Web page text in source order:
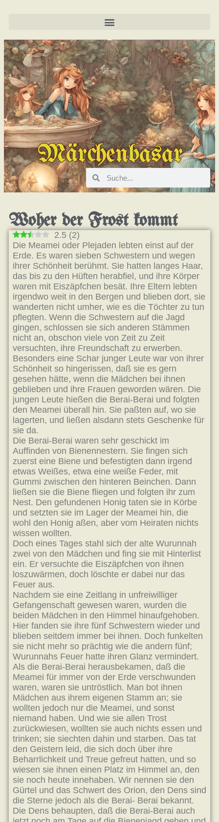
Märchenbasar
Woher der Frost kommt
2.5 (2)
Die Meamei oder Plejaden lebten einst auf der
Erde. Es waren sieben Schwestern und wegen
ihrer Schönheit berühmt. Sie hatten langes Haar,
das bis zu den Hüften herabfiel, und ihre Körper
waren mit Eiszäpfchen besät. Ihre Eltern lebten
irgendwo weit in den Bergen und blieben dort, sie
wanderten nicht umher, wie es die Töchter zu tun
pflegten. Wenn die Schwestern auf die Jagd
gingen, schlossen sie sich anderen Stämmen
nicht an, obschon viele von Zeit zu Zeit
versuchten, ihre Freundschaft zu erwerben.
Besonders eine Schar junger Leute war von ihrer
Schönheit so hingerissen, daß sie es gern
gesehen hätte, wenn die Mädchen bei ihnen
geblieben und ihre Frauen geworden wären. Die
jungen Leute hießen die Berai-Berai und folgten
den Meamei überall hin. Sie paßten auf, wo sie
lagerten, und ließen alsdann stets Geschenke für
sie da.
Die Berai-Berai waren sehr geschickt im
Auffinden von Bienennestern. Sie fingen sich
zuerst eine Biene und befestigten dann irgend
etwas Weißes, etwa eine weiße Feder, mit
Gummi zwischen den hinteren Beinchen. Dann
ließen sie die Biene fliegen und folgten ihr zum
Nest. Den gefundenen Honig taten sie in Körbe
und setzten sie im Lager der Meamei hin, die
wohl den Honig aßen, aber vom Heiraten nichts
wissen wollten.
Doch eines Tages stahl sich der alte Wurunnah
zwei von den Mädchen und fing sie mit Hinterlist
ein. Er versuchte die Eiszäpfchen von ihnen
loszuwärmen, doch löschte er dabei nur das
Feuer aus.
Nachdem sie eine Zeitlang in unfreiwilliger
Gefangenschaft gewesen waren, wurden die
beiden Mädchen in den Himmel hinaufgehoben.
Hier fanden sie ihre fünf Schwestern wieder und
blieben seitdem immer bei ihnen. Doch funkelten
sie nicht mehr so prächtig wie die andern fünf;
Wurunnahs Feuer hatte ihren Glanz vermindert.
Als die Berai-Berai herausbekamen, daß die
Meamei für immer von der Erde verschwunden
waren, waren sie untröstlich. Man bot ihnen
Mädchen aus ihrem eigenen Stamm an; sie
wollten jedoch nur die Meamei, und sonst
niemand haben. Und wie sie allen Trost
zurückwiesen, wollten sie auch nichts essen und
trinken; sie siechten dahin und starben. Das tat
den Geistern leid, die sich doch über ihre
Beharrlichkeit und Treue gefreut hatten, und so
wiesen sie ihnen einen Platz im Himmel an, den
sie noch heute innehaben. Wir nennen sie den
Gürtel und das Schwert des Orion, den Dens sind
die Sterne jedoch als die Berai- Berai bekannt.
Die Dens behaupten, daß die Berai-Berai auch